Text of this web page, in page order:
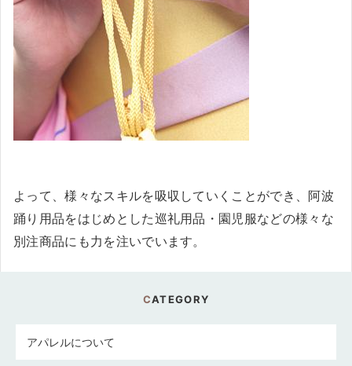
よって、様々なスキルを吸収していくことができ、阿波
踊り用品をはじめとした巡礼用品・園児服などの様々な
別注商品にも力を注いでいます。
CATEGORY
アパレルについて